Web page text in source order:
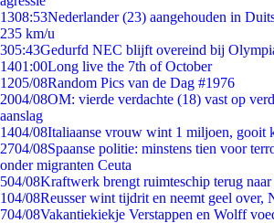
1308:53Nederlander (23) aangehouden in
235 km/u
305:43Gedurfd NEC blijft overeind bij
1401:00Long live the 7th of October
1205/08Random Pics van de Dag #1976
2004/08OM: vierde verdachte (18) vast op
aanslag
1404/08Italiaanse vrouw wint 1 miljoen, gooit
2704/08Spaanse politie: minstens tien voor
onder migranten Ceuta
504/08Kraftwerk brengt ruimteschip terug
104/08Reusser wint tijdrit en neemt geel over,
704/08Vakantiekiekje Verstappen en Wolff